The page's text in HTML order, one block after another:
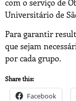
com o serviço de
Universitário de
Para garantir
que sejam
por cada grupo.
Share this:
Facebook